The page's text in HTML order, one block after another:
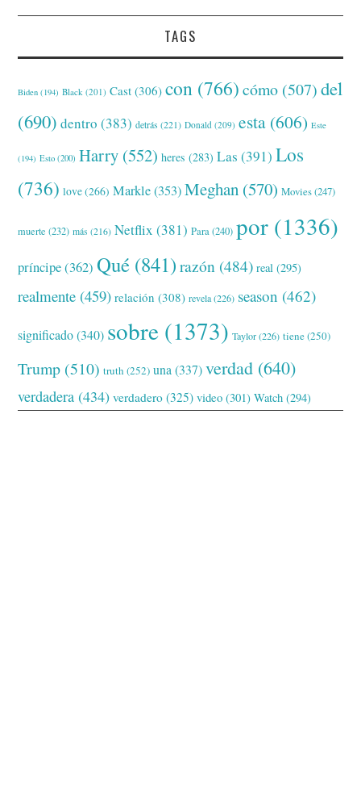
TAGS
Biden (194) Black (201) Cast (306) con (766) cómo (507) del
(690) dentro (383) detrás (221) Donald (209) esta (606) Este
(194) Esto (200) Harry (552) heres (283) Las (391) Los
(736) love(266) Markle(353) Meghan (570) Movies(247)
muerte (232) más (216) Netflix (381) Para(240) por (1336)
príncipe(362) Qué (841) razón (484) real (295)
realmente (459) relación (308) revela(226) season (462)
significado(340) sobre (1373) Taylor(226) tiene(250)
Trump (510) truth (252) una(337) verdad (640)
verdadera (434) verdadero (325) video (301) Watch (294)